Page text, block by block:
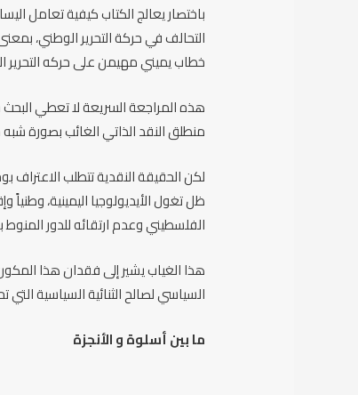
باختصار يعالج الكتاب كيفية تعامل
التحالف في حركة التحرير الوطني،
خطاب يميني مهيمن على حركه التحرير
هذه المراجعة السريعة لا تعطي
منطلق النقد الذاتي الغائب بصورة
لكن الحقيقة النقدية تتطلب الاعتراف
ظل تغول الأيديولوجيا اليمينية،
الفلسطيني وعدم ارتقائه للدور المنوط
هذا الغياب يشير إلى فقدان هذا
السياسي لصالح الثنائية السياسية
ما بين أسلوة و الأنجزة